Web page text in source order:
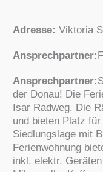
Adresse: Viktoria
Ansprechpartner:
Ansprechpartner:
der Donau! Die
Isar Radweg. Die
und bieten Platz
Siedlungslage mit
Ferienwohnung
inkl. elektr.